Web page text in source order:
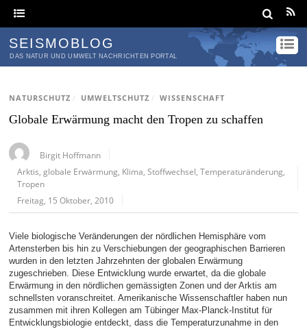
SEISMOBLOG
DAS NATUR UND UMWELT NACHRICHTEN PORTAL
NATURSCHUTZ / UMWELTSCHUTZ / WISSENSCHAFT
Globale Erwärmung macht den Tropen zu schaffen
Birgit Hoffmann
Arktis globale Erwärmung Klima ,Stoffwechsel ,Temperaturänderung
Tropen
Freitag, 15 Oktober, 2010
Viele biologische Veränderungen der nördlichen Hemisphäre vom
Artensterben bis hin zu Verschiebungen der geographischen Barrieren
wurden in den letzten Jahrzehnten der globalen Erwärmung
zugeschrieben. Diese Entwicklung wurde erwartet, da die globale
Erwärmung in den nördlichen gemässigten Zonen und der Arktis am
schnellsten voranschreitet. Amerikanische Wissenschaftler haben nun
zusammen mit ihren Kollegen am Tübinger Max-Planck-Institut für
Entwicklungsbiologie entdeckt, dass die Temperaturzunahme in den